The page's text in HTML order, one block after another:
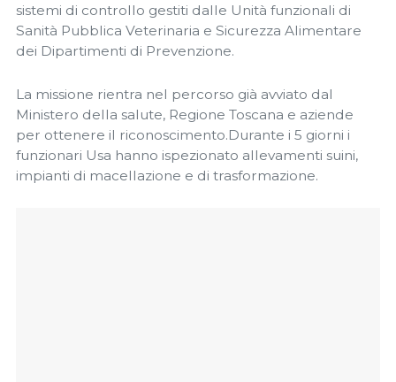
sistemi di controllo gestiti dalle Unità funzionali di
Sanità Pubblica Veterinaria e Sicurezza Alimentare
dei Dipartimenti di Prevenzione.
La missione rientra nel percorso già avviato dal
Ministero della salute, Regione Toscana e aziende
per ottenere il riconoscimento.Durante i 5 giorni i
funzionari Usa hanno ispezionato allevamenti suini,
impianti di macellazione e di trasformazione.